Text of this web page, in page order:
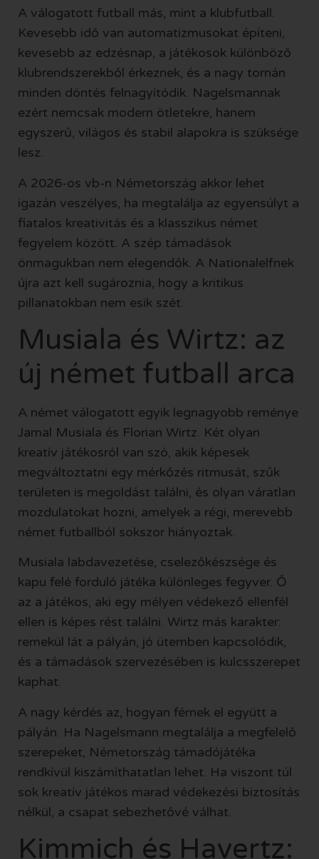
A válogatott futball más, mint a klubfutball.
Kevesebb idő van automatizmusokat építeni,
kevesebb az edzésnap, a játékosok különböző
klubrendszerekből érkeznek, és a nagy tornán
minden döntés felnagyítódik. Nagelsmannak
ezért nemcsak modern ötletekre, hanem
egyszerű, világos és stabil alapokra is szüksége
lesz.
A 2026-os vb-n Németország akkor lehet
igazán veszélyes, ha megtalálja az egyensúlyt a
fiatalos kreativitás és a klasszikus német
fegyelem között. A szép támadások
önmagukban nem elegendők. A Nationalelfnek
újra azt kell sugároznia, hogy a kritikus
pillanatokban nem esik szét.
Musiala és Wirtz: az
új német futball arca
A német válogatott egyik legnagyobb reménye
Jamal Musiala és Florian Wirtz. Két olyan
kreatív játékosról van szó, akik képesek
megváltoztatni egy mérkőzés ritmusát, szűk
területen is megoldást találni, és olyan váratlan
mozdulatokat hozni, amelyek a régi, merevebb
német futballból sokszor hiányoztak.
Musiala labdavezetése, cselezőkészsége és
kapu felé forduló játéka különleges fegyver. Ő
az a játékos, aki egy mélyen védekező ellenfél
ellen is képes rést találni. Wirtz más karakter:
remekül lát a pályán, jó ütemben kapcsolódik,
és a támadások szervezésében is kulcsszerepet
kaphat.
A nagy kérdés az, hogyan férnek el együtt a
pályán. Ha Nagelsmann megtalálja a megfelelő
szerepeket, Németország támadójátéka
rendkívül kiszámíthatatlan lehet. Ha viszont túl
sok kreatív játékos marad védekezési biztosítás
nélkül, a csapat sebezhetővé válhat.
Kimmich és Havertz: